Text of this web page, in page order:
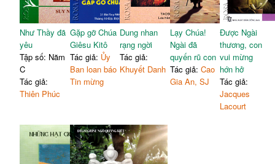
Như Thầy đã
yêu
Tập số: Năm
C
Tác giả:
Thiên Phúc
Gặp gỡ Chúa
Giêsu Kitô
Tác giả: Ủy
Ban loan báo
Tin mừng
Dung nhan
rạng ngời
Tác giả:
Khuyết Danh
Lạy Chúa!
Ngài đã
quyến rũ con
Tác giả: Cao
Gia An, SJ
Được Ngài
thương, con
vui mừng
hớn hở
Tác giả:
Jacques
Lacourt